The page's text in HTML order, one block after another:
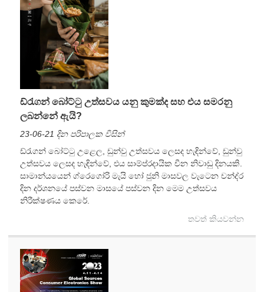
ඩ්රැගන් බෝට්ටු උත්සවය යනු කුමක්ද සහ එය සමරනු
ලබන්නේ ඇයි?
23-06-21 දින පරිපාලක විසින්
ඩ්රැගන් බෝට්ටු උළෙල, ඩුන්වු උත්සවය ලෙසද හැඳින්වේ, ඩුන්වු
උත්සවය ලෙසද හැඳින්වේ, එය සාම්ප්රදායික චීන නිවාඩු දිනයකි.
සාමාන්යයෙන් ග්රෙගෝරි මැයි හෝ ජුනි මාසවල වැටෙන චන්ද්ර
දින දර්ශනයේ පස්වන මාසයේ පස්වන දින මෙම උත්සවය
නිරීක්ෂණය කෙරේ.
තවත් කියවන්න